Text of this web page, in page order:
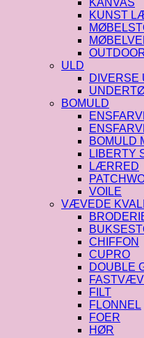
KUNST
ULD
DIVERSE
BOMULD
BOMULD
LIBERTY
LÆRRED
VOILE
VÆVEDE
CHIFFON
CUPRO
DOUBLE
FILT
FLONNEL
FOER
HØR